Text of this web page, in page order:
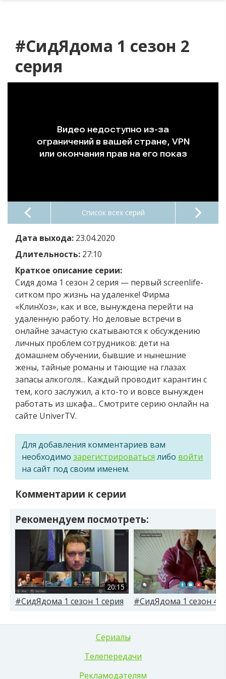
#CидЯдома 1 сезон 2
серия
Список всех серий
Дата выхода: 23.04.2020
Длительность: 27:10
Краткое описание серии:
Cидя дома 1 сезон 2 серия — первый screenlife-
ситком про жизнь на удаленке! Фирма
«КлинХоз», как и все, вынуждена перейти на
удаленную работу. Но деловые встречи в
онлайне зачастую скатываются к обсуждению
личных проблем сотрудников: дети на
домашнем обучении, бывшие и нынешние
жены, тайные романы и тающие на глазах
запасы алкоголя... Каждый проводит карантин с
тем, кого заслужил, а кто-то и вовсе вынужден
работать из шкафа... Смотрите серию онлайн на
сайте UniverTV.
Для добавления комментариев вам
необходимо зарегистрироваться либо войти
на сайт под своим именем.
Комментарии к серии
Рекомендуем посмотреть:
20:15
#CидЯдома 1 сезон 1 серия #CидЯдома 1 сезон 4
Сериалы
Телепередачи
Рекламодателям